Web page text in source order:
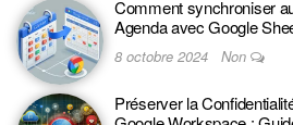
Comment synchroniser
Agenda avec Google
8 octobre 2024 Non
Préserver la